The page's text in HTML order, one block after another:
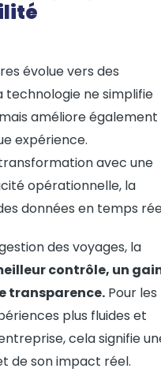
évolue vers des
technologie ne simplifie
améliore également
expérience.
avec une
opérationnelle, la
données en temps
des voyages, la
contrôle, un
transparence. Pour les
plus fluides et
cela signifie
de son impact réel.